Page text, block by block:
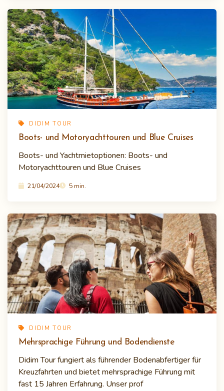
DIDIM TOUR
Boots- und Motoryachttouren und Blue Cruises
Boots- und Yachtmietoptionen: Boots- und
Motoryachttouren und Blue Cruises
21/04/2024 5 min.
DIDIM TOUR
Mehrsprachige Führung und Bodendienste
Didim Tour fungiert als führender Bodenabfertiger für
Kreuzfahrten und bietet mehrsprachige Führung mit
fast 15 Jahren Erfahrung. Unser prof